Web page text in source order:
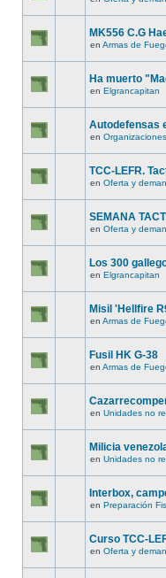
MK556 C.G
en Armas de
Ha muerto
en Elgrancapitan
Autodefensas
en
TCC-LEFR.
en Oferta y
SEMANA
en Oferta y
Los 300
en Elgrancapitan
Misil 'Hellfire
en Armas de
Fusil HK G-38
en Armas de
en Unidades no
Milicia
en Unidades no
Interbox,
en Preparación
Curso TCC-
en Oferta y